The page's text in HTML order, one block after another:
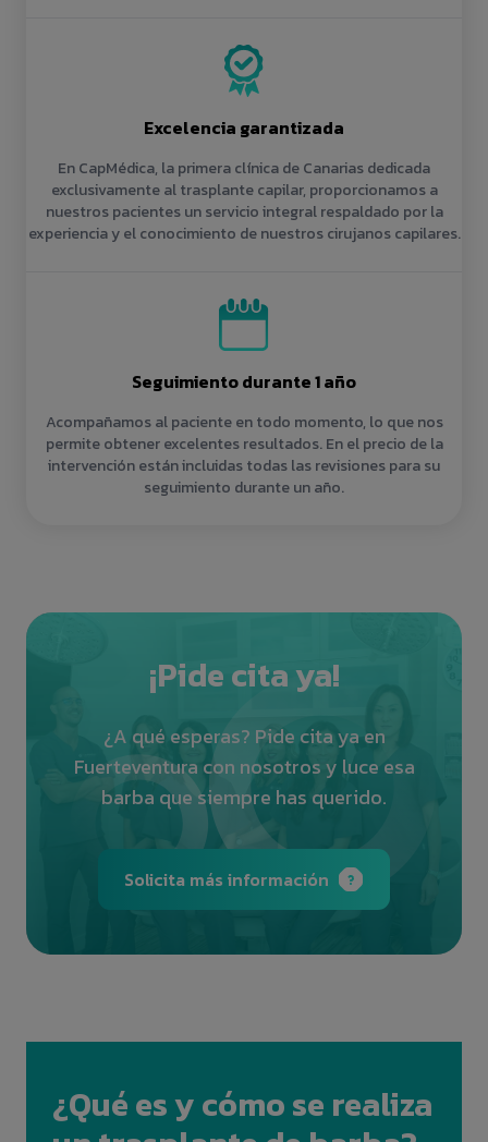
Excelencia garantizada
En CapMédica, la primera clínica de Canarias dedicada
exclusivamente al trasplante capilar, proporcionamos a
nuestros pacientes un servicio integral respaldado por la
experiencia y el conocimiento de nuestros cirujanos capilares.
Seguimiento durante 1 año
Acompañamos al paciente en todo momento, lo que nos
permite obtener excelentes resultados. En el precio de la
intervención están incluidas todas las revisiones para su
seguimiento durante un año.
¡Pide cita ya!
¿A qué esperas? Pide cita ya en
Fuerteventura con nosotros y luce esa
barba que siempre has querido.
Solicita más información
¿Qué es y cómo se realiza